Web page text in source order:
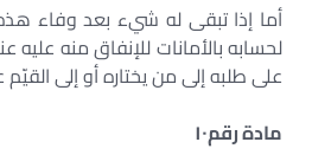
أما إذا تبقى له شيء بعد وفاء هذه
لحسابه بالأمانات للإنفاق منه عليه
على طلبه إلى من يختاره أو إلى القيّم
مادة رقم١٠